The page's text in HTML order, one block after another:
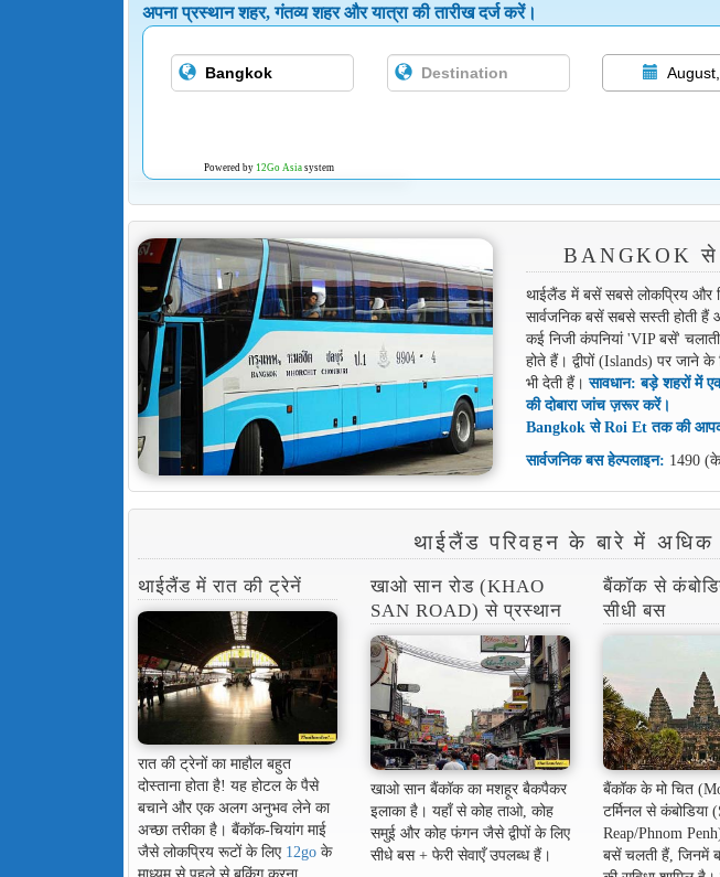
अपना प्रस्थान शहर, गंतव्य शहर और यात्रा की तारीख दर्ज करें।
Powered by 12Go Asia system
BANGKOK से
थाईलैंड में बसें सबसे लोकप्रिय और
सार्वजनिक बसें सबसे सस्ती होती
कई निजी कंपनियां 'VIP बसें'
होते हैं। द्वीपों (Islands) पर
भी देती हैं।सावधान: बड़े शहरों में
की दोबारा जांच ज़रूर करें।
Bangkok से Roi Et तक की
सार्वजनिक बस हेल्पलाइन: 1490
थाईलैंड परिवहन के बारे में अधिक
थाईलैंड में रात की ट्रेनें
रात की ट्रेनों का माहौल बहुत
दोस्ताना होता है! यह होटल के पैसे
बचाने और एक अलग अनुभव लेने का
अच्छा तरीका है। बैंकॉक-चियांग माई
जैसे लोकप्रिय रूटों के लिए 12goके
खाओ सान रोड (KHAO
SAN ROAD) से प्रस्थान
खाओ सान बैंकॉक का मशहूर बैकपैकर
इलाका है। यहाँ से कोह ताओ, कोह
समुई और कोह फंगन जैसे द्वीपों के लिए
सीधे बस + फेरी सेवाएँ उपलब्ध हैं।
बैंकॉक से
सीधी बस
बैंकॉक के मो चित
टर्मिनल से कंबोडिया
Reap/Phnom
बसें चलती हैं, जिनमें